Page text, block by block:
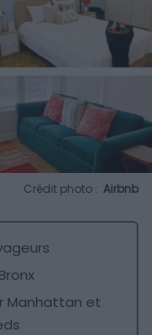
Crédit photo : Airbnb
Manhattan et